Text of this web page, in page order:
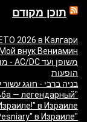
תוכן מקודם
2026 в Калгари
внук Вениамин
הופעות
בניה ברבי - חוגג עשור על הבמות! 2026 -
— легендарный
в Израиле
"Песняры — Pesniary" в Израиле